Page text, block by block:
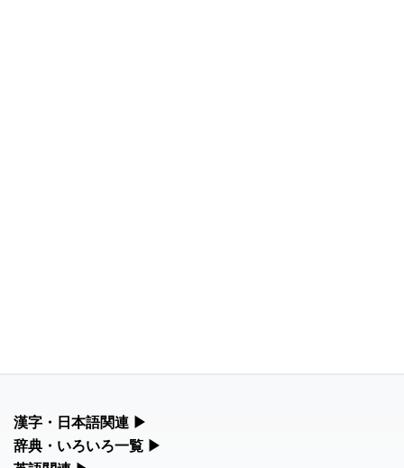
漢字・日本語関連 ▶
漢字の読み方検索、手書き入力、書き順練習など、日本語学習に
辞典・いろいろ一覧 ▶